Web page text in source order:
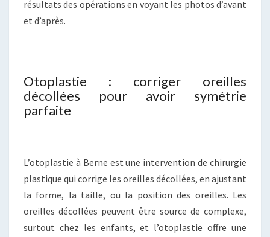
résultats des opérations en voyant les photos d’avant
et d’après.
Otoplastie : corriger oreilles
décollées pour avoir symétrie
parfaite
L’otoplastie à Berne est une intervention de chirurgie
plastique qui corrige les oreilles décollées, en ajustant
la forme, la taille, ou la position des oreilles. Les
oreilles décollées peuvent être source de complexe,
surtout chez les enfants, et l’otoplastie offre une